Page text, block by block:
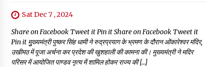
Sat Dec 7 , 2024
Share on Facebook Tweet it Pin it Share on Facebook Tweet it
Pin it मुुख्यमंत्री पुष्कर सिंह धामी ने रुद्रप्रयाग के भ्रमण के दौरान ओंकारेश्वर मंदिर,
उखीमठ में पूजा अर्चना कर प्रदेश की खुशहाली की कामना की। मुख्यमंत्री ने मदिर
परिसर में आयोजित पाण्डव नृत्य में शामिल होकर राज्य की […]